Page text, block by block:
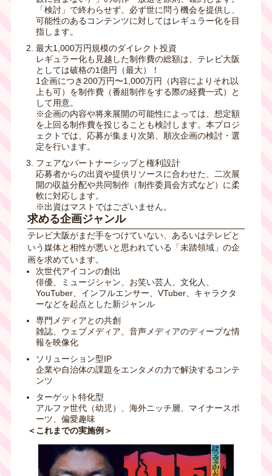
「検討」で終わらせず、必ず世に問う機会を提供し、
可能性のあるコンテンツに対してはレギュラー化を目
指します。
最大1,000万円規模のダイレクト投資
レギュラー化も見越した制作費の総額は、テレビ大阪
としては破格の1億円（最大）！
1企画につき200万円〜1,000万円（内容によりそれ以
上も可）を制作費（番組制作をする際の経費一式）と
して用意。
※企画の内容や将来展開の可能性によっては、想定額
を上回る制作費を投じることも検討します。本プロジ
ェクトでは、応募が集まり次第、順次企画の検討・選
定を行います。
フェアなパートナーシップと権利設計
応募者からの出資や提供リソースに合わせた、二次展
開の収益分配や共同制作（制作委員会方式など）に柔
軟に対応します。
※出資はマストではございません。
求める企画ジャンル
テレビ大阪がまだ手をつけていない、あるいはテレビと
いう媒体と相性が悪いと思われている「未踏領域」の企
画を求めています。
次世代アイコンの創出
俳優、ミュージシャン、お笑い芸人、文化人、
YouTuber、インフルエンサー、VTuber、キャラクタ
ーなどを起点とした新ジャンル
専門メディアとの共創
雑誌、ウェブメディア、音声メディアのディープな情
報を映像化
ソリューション型IP
企業や自治体の課題をエンタメの力で解決するコンテ
ンツ
ターゲット特化型
アルファ世代（幼児）、海外ニッチ層、マイナースポ
ーツ、偏愛趣味
＜これまでの実施例＞